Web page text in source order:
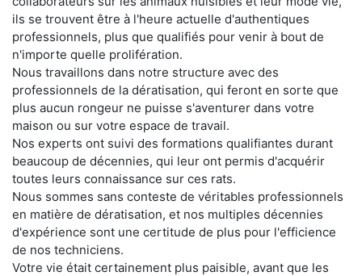
ils se trouvent être à l'heure actuelle d'authentiques
professionnels, plus que qualifiés pour venir à bout de
n'importe quelle prolifération.
Nous travaillons dans notre structure avec des
professionnels de la dératisation, qui feront en sorte que
plus aucun rongeur ne puisse s'aventurer dans votre
maison ou sur votre espace de travail.
Nos experts ont suivi des formations qualifiantes durant
beaucoup de décennies, qui leur ont permis d'acquérir
toutes leurs connaissance sur ces rats.
Nous sommes sans conteste de véritables professionnels
en matière de dératisation, et nos multiples décennies
d'expérience sont une certitude de plus pour l'efficience
de nos techniciens.
Votre vie était certainement plus paisible, avant que les